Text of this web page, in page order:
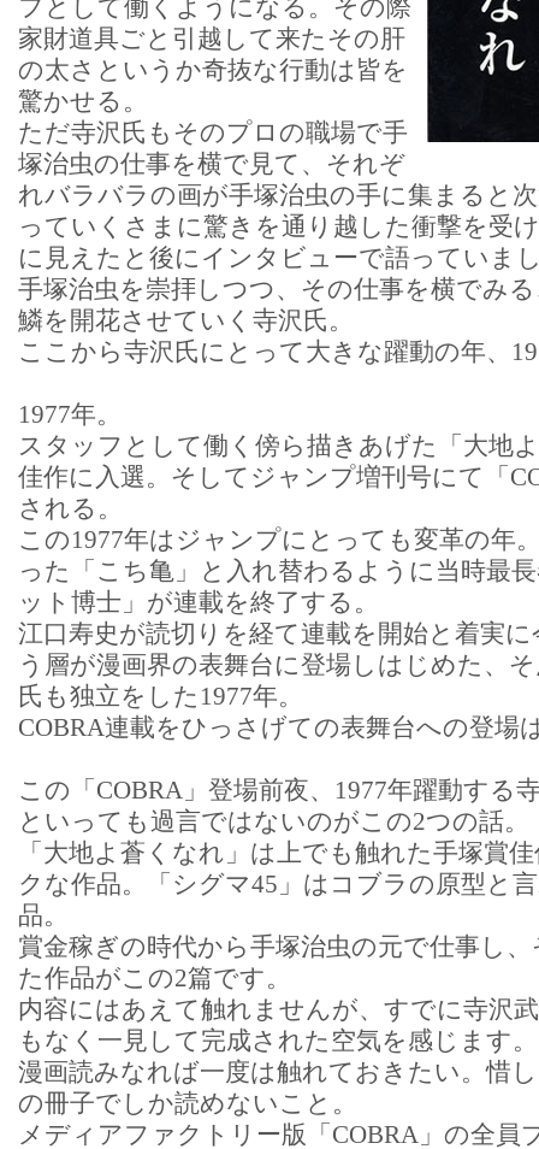
フとして働くようになる。その際
家財道具ごと引越して来たその肝
の太さというか奇抜な行動は皆を
驚かせる。
ただ寺沢氏もそのプロの職場で手
塚治虫の仕事を横で見て、それぞ
れバラバラの画が手塚治虫の手に集まると
っていくさまに驚きを通り越した衝撃を受
に見えたと後にインタビューで語っていま
手塚治虫を崇拝しつつ、その仕事を横でみ
鱗を開花させていく寺沢氏。
ここから寺沢氏にとって大きな躍動の年、
1977年。
スタッフとして働く傍ら描きあげた「大地
佳作に入選。そしてジャンプ増刊号にて「
される。
この1977年はジャンプにとっても変革の年
った「こち亀」と入れ替わるように当時最
ット博士」が連載を終了する。
江口寿史が読切りを経て連載を開始と着実
う層が漫画界の表舞台に登場しはじめた、
氏も独立をした1977年。
COBRA連載をひっさげての表舞台への登場
この「COBRA」登場前夜、1977年躍動する
といっても過言ではないのがこの2つの話。
「大地よ蒼くなれ」は上でも触れた手塚賞
クな作品。「シグマ45」はコブラの原型と
品。
賞金稼ぎの時代から手塚治虫の元で仕事し
た作品がこの2篇です。
内容にはあえて触れませんが、すでに寺沢
もなく一見して完成された空気を感じます。
漫画読みなれば一度は触れておきたい。惜
の冊子でしか読めないこと。
メディアファクトリー版「COBRA」の全員